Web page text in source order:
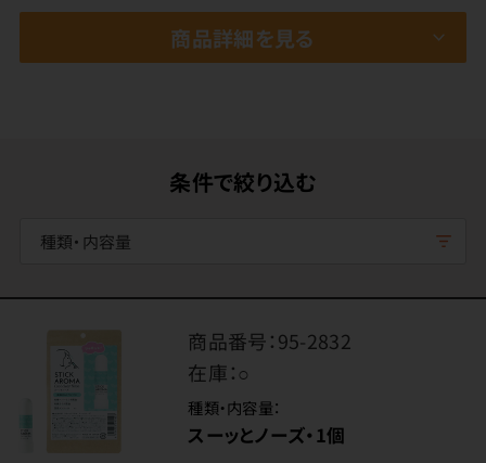
商品詳細を見る
条件で絞り込む
種類・内容量
商品番号：95-2832
在庫：○
種類・内容量：
スーッとノーズ・1個